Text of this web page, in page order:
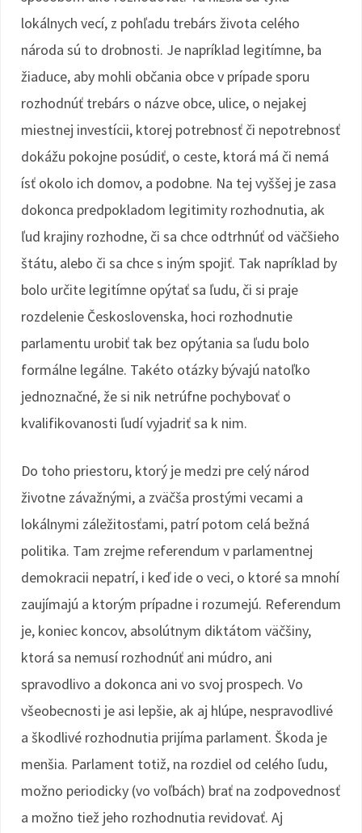
lokálnych vecí, z pohľadu trebárs života celého
národa sú to drobnosti. Je napríklad legitímne, ba
žiaduce, aby mohli občania obce v prípade sporu
rozhodnúť trebárs o názve obce, ulice, o nejakej
miestnej investícii, ktorej potrebnosť či nepotrebnosť
dokážu pokojne posúdiť, o ceste, ktorá má či nemá
ísť okolo ich domov, a podobne. Na tej vyššej je zasa
dokonca predpokladom legitimity rozhodnutia, ak
ľud krajiny rozhodne, či sa chce odtrhnúť od väčšieho
štátu, alebo či sa chce s iným spojiť. Tak napríklad by
bolo určite legitímne opýtať sa ľudu, či si praje
rozdelenie Československa, hoci rozhodnutie
parlamentu urobiť tak bez opýtania sa ľudu bolo
formálne legálne. Takéto otázky bývajú natoľko
jednoznačné, že si nik netrúfne pochybovať o
kvalifikovanosti ľudí vyjadriť sa k nim.
Do toho priestoru, ktorý je medzi pre celý národ
životne závažnými, a zväčša prostými vecami a
lokálnymi záležitosťami, patrí potom celá bežná
politika. Tam zrejme referendum v parlamentnej
demokracii nepatrí, i keď ide o veci, o ktoré sa mnohí
zaujímajú a ktorým prípadne i rozumejú. Referendum
je, koniec koncov, absolútnym diktátom väčšiny,
ktorá sa nemusí rozhodnúť ani múdro, ani
spravodlivo a dokonca ani vo svoj prospech. Vo
všeobecnosti je asi lepšie, ak aj hlúpe, nespravodlivé
a škodlivé rozhodnutia prijíma parlament. Škoda je
menšia. Parlament totiž, na rozdiel od celého ľudu,
možno periodicky (vo voľbách) brať na zodpovednosť
a možno tiež jeho rozhodnutia revidovať. Aj